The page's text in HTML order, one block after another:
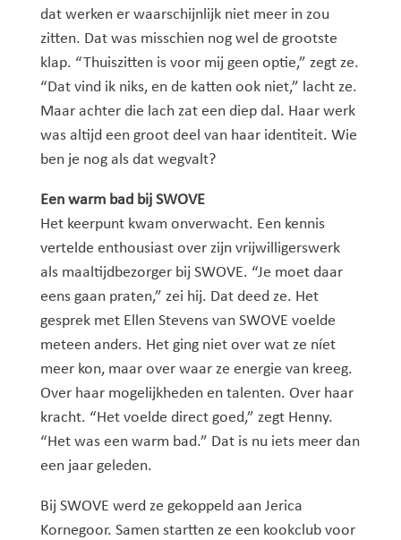
dat werken er waarschijnlijk niet meer in zou
zitten. Dat was misschien nog wel de grootste
klap. “Thuiszitten is voor mij geen optie,” zegt ze.
“Dat vind ik niks, en de katten ook niet,” lacht ze.
Maar achter die lach zat een diep dal. Haar werk
was altijd een groot deel van haar identiteit. Wie
ben je nog als dat wegvalt?
Een warm bad bij SWOVE
Het keerpunt kwam onverwacht. Een kennis
vertelde enthousiast over zijn vrijwilligerswerk
als maaltijdbezorger bij SWOVE. “Je moet daar
eens gaan praten,” zei hij. Dat deed ze. Het
gesprek met Ellen Stevens van SWOVE voelde
meteen anders. Het ging niet over wat ze níet
meer kon, maar over waar ze energie van kreeg.
Over haar mogelijkheden en talenten. Over haar
kracht. “Het voelde direct goed,” zegt Henny.
“Het was een warm bad.” Dat is nu iets meer dan
een jaar geleden.
Bij SWOVE werd ze gekoppeld aan Jerica
Kornegoor. Samen startten ze een kookclub voor